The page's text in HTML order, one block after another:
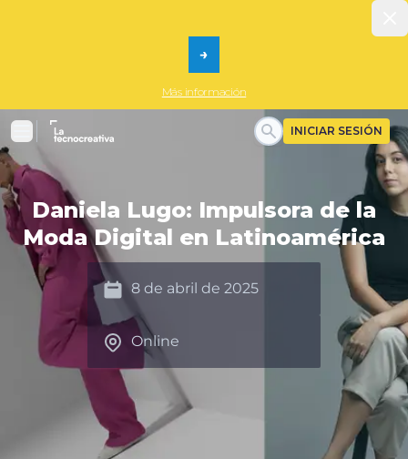
→
Más información
Menu
La tecnocreativa INICIAR SESIÓN
Daniela Lugo: Impulsora de la
Moda Digital en Latinoamérica
Date8 de abril de 2025
DateOnline